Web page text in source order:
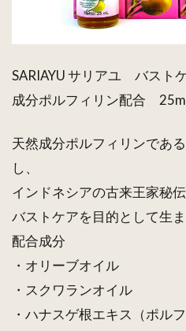
SARIAYU サリアユ バスト
成分ポルフィリン配合
天然成分ポルフィリンであ
し、
インドネシアの古来王家秘
バストケアを目的として生
配合成分
・オリーブオイル
・スクワランオイル
・ハナスゲ根エキス（ポルフ